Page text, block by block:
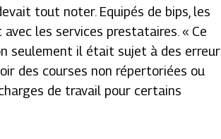
tout noter. Equipés de bips, les
les services prestataires. « Ce
seulement il était sujet à des
des courses non répertoriées ou
de travail pour certains